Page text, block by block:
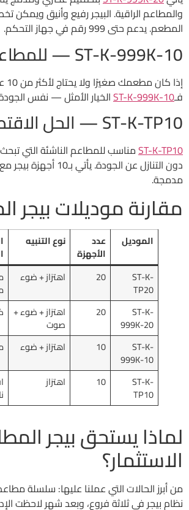
والمطاعم الراقية. البيجر رفيع وأنيق ويمكن
المطعم. يدعم حتى 999 رقم في جهاز التحكم.
ST-K-999K-10 — للمطاعم الصغيرة
فـST-K-999K-10الخيار الأمثل — نفس
ST-K-TP10 — الحل الاقتصادي
ST-K-TP10مناسب للمطاعم الناشئة التي
دون التنازل عن الجودة.
مدمجة.
مقارنة موديلات بيجر
الموديل عدد
الأجهزة
نوع التنبيه
ST-K-
TP20
20 اهتزاز + ضوء
ST-K-
999K-20
20 اهتزاز + ضوء +
صوت
ST-K-
999K-10
10 اهتزاز + ضوء
ST-K-
TP10
10 اهتزاز
لماذا يستحق بيجر
الاستثمار؟
من أبرز الحالات التي عملنا عليها: سلسلة
نظام بيجر في ثلاثة فروع، وبعد شهر لاحظت